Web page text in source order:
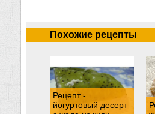
Похожие рецепты
Рецепт -
йогуртовый десерт